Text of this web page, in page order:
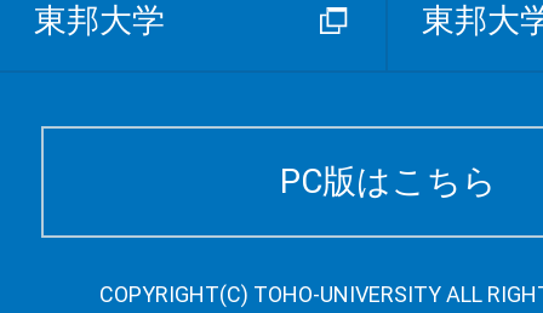
東邦大学 東邦大
PC版はこちら
COPYRIGHT(C) TOHO-UNIVERSITY ALL